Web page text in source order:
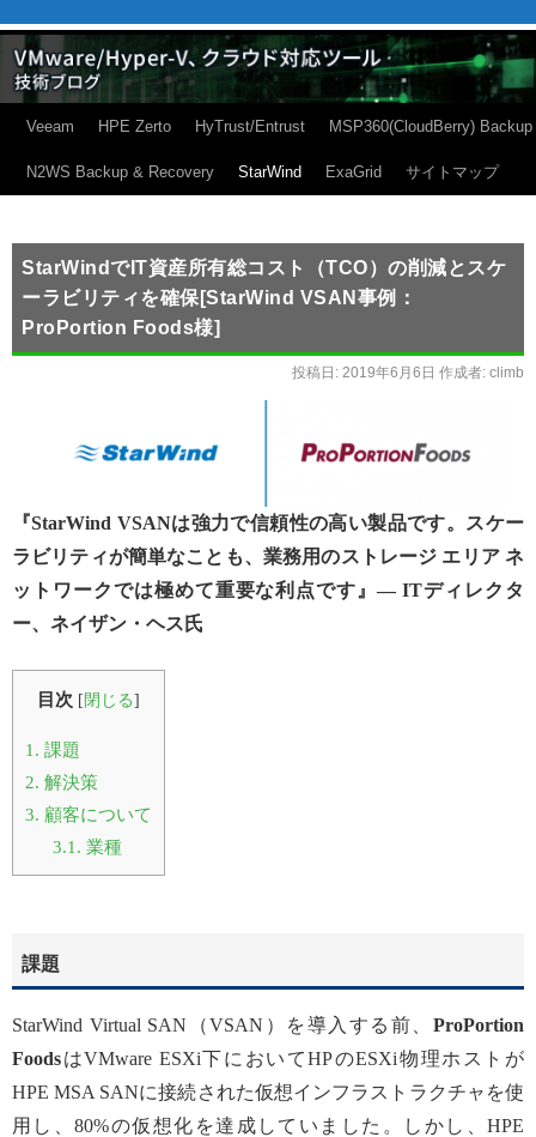
Veeam HPE Zerto HyTrust/Entrust MSP360(CloudBerry) Backup
N2WS Backup & Recovery StarWind ExaGrid サイトマップ
StarWindでIT資産所有総コスト（TCO）の削減とスケ
ーラビリティを確保[StarWind VSAN事例：
ProPortion Foods様]
投稿日: 2019年6月6日 作成者: climb
『StarWind VSANは強力で信頼性の高い製品です。スケー
ラビリティが簡単なことも、業務用のストレージ エリア ネ
ットワークでは極めて重要な利点です』― ITディレクタ
ー、ネイザン・ヘス氏
目次 [ 閉じる]
1. 課題
2. 解決策
3. 顧客について
3.1. 業種
課題
StarWind Virtual SAN（VSAN）を導入する前、 ProPortion
FoodsはVMware ESXi下においてHPのESXi物理ホストが
HPE MSA SANに接続された仮想インフラストラクチャを使
用し、80%の仮想化を達成していました。しかし、HPE